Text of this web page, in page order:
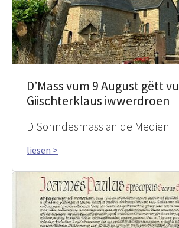
D’Mass vum 9 August gëtt
Giischterklaus iwwerdroen
D'Sonndesmass an de Medien
liesen >